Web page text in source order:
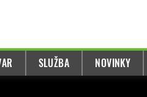
SLUŽBA NOVINKY